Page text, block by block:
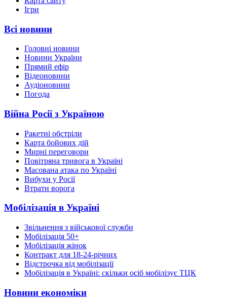
Ігри
Всі новини
Головні новини
Новини України
Прямий ефір
Відеоновини
Аудіоновини
Погода
Війна Росії з Україною
Ракетні обстріли
Карта бойових дій
Мирні переговори
Повітряна тривога в Україні
Масована атака по Україні
Вибухи у Росії
Втрати ворога
Мобілізація в Україні
Звільнення з військової служби
Мобілізація 50+
Мобілізація жінок
Контракт для 18-24-річних
Відстрочка від мобілізації
Мобілізація в Україні: скільки осіб мобілізує ТЦК
Новини економіки